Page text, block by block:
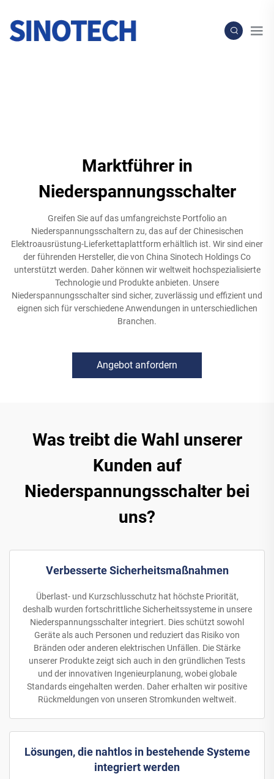
Marktführer in
Niederspannungsschalter
Greifen Sie auf das umfangreichste Portfolio an
Niederspannungsschaltern zu, das auf der Chinesischen
Elektroausrüstung-Lieferkettaplattform erhältlich ist. Wir sind einer
der führenden Hersteller, die von China Sinotech Holdings Co
unterstützt werden. Daher können wir weltweit hochspezialisierte
Technologie und Produkte anbieten. Unsere
Niederspannungsschalter sind sicher, zuverlässig und effizient und
eignen sich für verschiedene Anwendungen in unterschiedlichen
Branchen.
Angebot anfordern
Was treibt die Wahl unserer
Kunden auf
Niederspannungsschalter bei
uns?
Verbesserte Sicherheitsmaßnahmen
Überlast- und Kurzschlusschutz hat höchste Priorität,
deshalb wurden fortschrittliche Sicherheitssysteme in unsere
Niederspannungsschalter integriert. Dies schützt sowohl
Geräte als auch Personen und reduziert das Risiko von
Bränden oder anderen elektrischen Unfällen. Die Stärke
unserer Produkte zeigt sich auch in den gründlichen Tests
und der innovativen Ingenieurplanung, wobei globale
Standards eingehalten werden. Daher erhalten wir positive
Rückmeldungen von unseren Stromkunden weltweit.
Lösungen, die nahtlos in bestehende Systeme
integriert werden